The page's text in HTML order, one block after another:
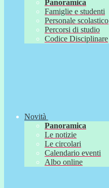
Panoramica
Famiglie e studenti
Personale scolastico
Percorsi di studio
Codice Disciplinare
Novità
Panoramica
Le notizie
Le circolari
Calendario eventi
Albo online